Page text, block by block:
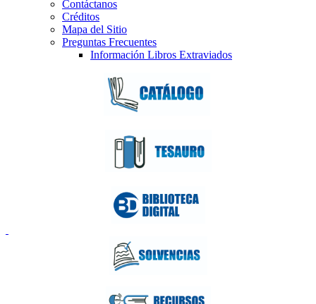
Contáctanos
Créditos
Mapa del Sitio
Preguntas Frecuentes
Información Libros Extraviados